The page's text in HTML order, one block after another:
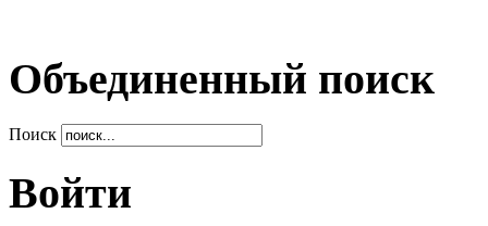
Объединенный поиск
Поиск
Войти